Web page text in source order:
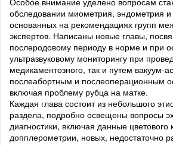
обследовании миометрия, эндометрия и
основанных на рекомендациях групп
экспертов. Написаны новые главы,
послеродовому периоду в норме и при
ультразвуковому мониторингу при
медикаментозного, так и путем вакуум-
послеабортным и послеоперационным
включая проблему рубца на матке.
Каждая глава состоит из небольшого
раздела, подробно освещены вопросы
диагностики, включая данные цветового
допплерометрии, новых, недостаточно